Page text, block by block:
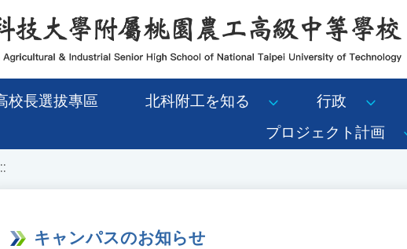
校長選拔專區 北科附工を知る 行政
プロジェクト計画
キャンパスのお知らせ